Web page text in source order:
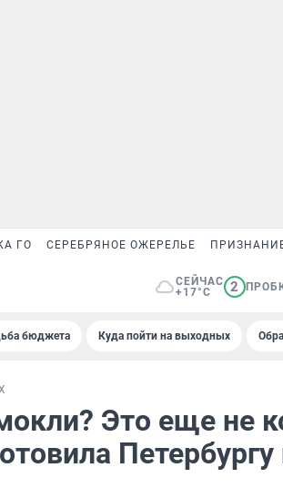
ГО СЕРЕБРЯНОЕ ОЖЕРЕЛЬЕ
СЕЙЧАС
+17°C
2
бюджета Куда пойти на выходных
Это еще не